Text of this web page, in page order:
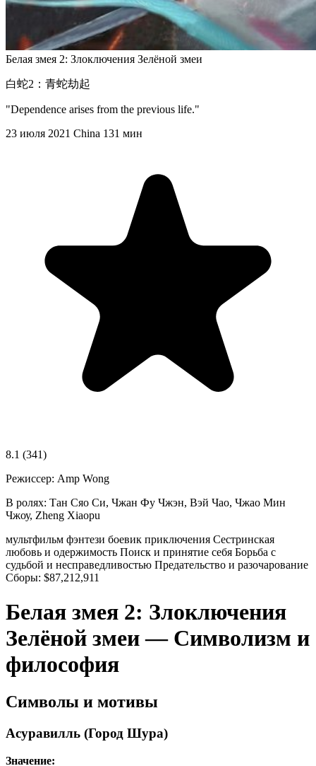
Белая змея 2: Злоключения Зелёной змеи
白蛇2：青蛇劫起
"Dependence arises from the previous life."
23 июля 2021 China 131 мин
8.1 (341)
Режиссер: Amp Wong
В ролях: Тан Сяо Си, Чжан Фу Чжэн, Вэй Чао, Чжао Мин
Чжоу, Zheng Xiaopu
мультфильм фэнтези боевик приключения Сестринская
любовь и одержимость Поиск и принятие себя Борьба с
судьбой и несправедливостью Предательство и разочарование
Сборы: $87,212,911
Белая змея 2: Злоключения
Зелёной змеи — Символизм и
философия
Символы и мотивы
Асуравилль (Город Шура)
Значение: